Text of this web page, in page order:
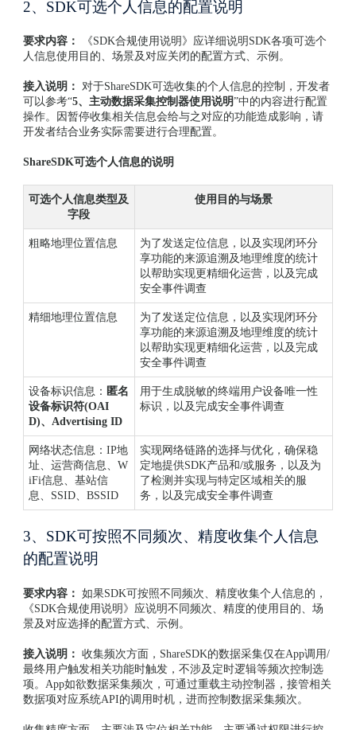
2、SDK可选个人信息的配置说明
要求内容：
《SDK合规使用说明》应详细说明SDK各项可选个
人信息使用目的、场景及对应关闭的配置方式、示例。
接入说明：
对于ShareSDK可选收集的个人信息的控制，开发者
可以参考“5、主动数据采集控制器使用说明”中的内容进行配置
操作。因暂停收集相关信息会给与之对应的功能造成影响，请
开发者结合业务实际需要进行合理配置。
ShareSDK可选个人信息的说明
可选个人信息类型及
字段
使用目的与场景
粗略地理位置信息
为了发送定位信息，以及实现闭环分
享功能的来源追溯及地理维度的统计
以帮助实现更精细化运营，以及完成
安全事件调查
精细地理位置信息
为了发送定位信息，以及实现闭环分
享功能的来源追溯及地理维度的统计
以帮助实现更精细化运营，以及完成
安全事件调查
设备标识信息： 匿名
设备标识符(OAI
D)、Advertising ID
用于生成脱敏的终端用户设备唯一性
标识，以及完成安全事件调查
网络状态信息：IP地
址、运营商信息、W
iFi信息、基站信
息、SSID、BSSID
实现网络链路的选择与优化，确保稳
定地提供SDK产品和/或服务，以及为
了检测并实现与特定区域相关的服
务，以及完成安全事件调查
3、SDK可按照不同频次、精度收集个人信息
的配置说明
要求内容： 如果SDK可按照不同频次、精度收集个人信息的，
《SDK合规使用说明》应说明不同频次、精度的使用目的、场
景及对应选择的配置方式、示例。
接入说明： 收集频次方面，ShareSDK的数据采集仅在App调用/
最终用户触发相关功能时触发，不涉及定时逻辑等频次控制选
项。App如欲数据采集频次，可通过重载主动控制器，接管相关
数据项对应系统API的调用时机，进而控制数据采集频次。